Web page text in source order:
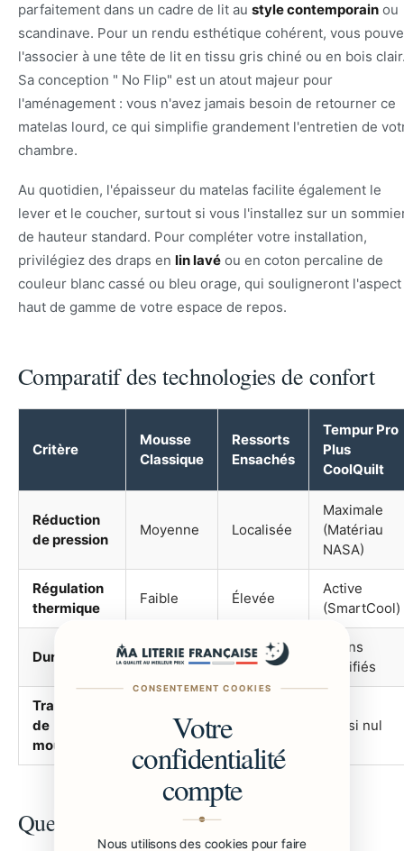
parfaitement dans un cadre de lit au style contemporain ou
scandinave. Pour un rendu esthétique cohérent, vous
l'associer à une tête de lit en tissu gris chiné ou en bois
Sa conception " No Flip" est un atout majeur pour
l'aménagement : vous n'avez jamais besoin de retourner ce
matelas lourd, ce qui simplifie grandement l'entretien de
chambre.
Au quotidien, l'épaisseur du matelas facilite également le
lever et le coucher, surtout si vous l'installez sur un
de hauteur standard. Pour compléter votre installation,
privilégiez des draps en lin lavé ou en coton percaline de
couleur blanc cassé ou bleu orage, qui souligneront l'aspect
haut de gamme de votre espace de repos.
Comparatif des technologies de confort
Critère
Mousse
Classique
Ressorts
Ensachés
Tempur Pro
Plus
CoolQuilt
Réduction
de pression
Moyenne Localisée
Maximale
(Matériau
NASA)
Régulation
thermique
Faible Élevée
Active
(SmartCool)
Durabilité 5-7 ans 8-10 ans
10 ans
certifiés
Transfert
de
mouvement
Présent Modéré Quasi nul
Questions Fréquentes
CONSENTEMENT COOKIES
Votre
confidentialité
compte
Nous utilisons des cookies pour faire